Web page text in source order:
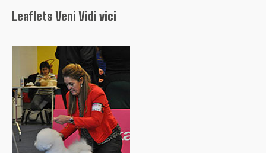
Leaflets Veni Vidi vici